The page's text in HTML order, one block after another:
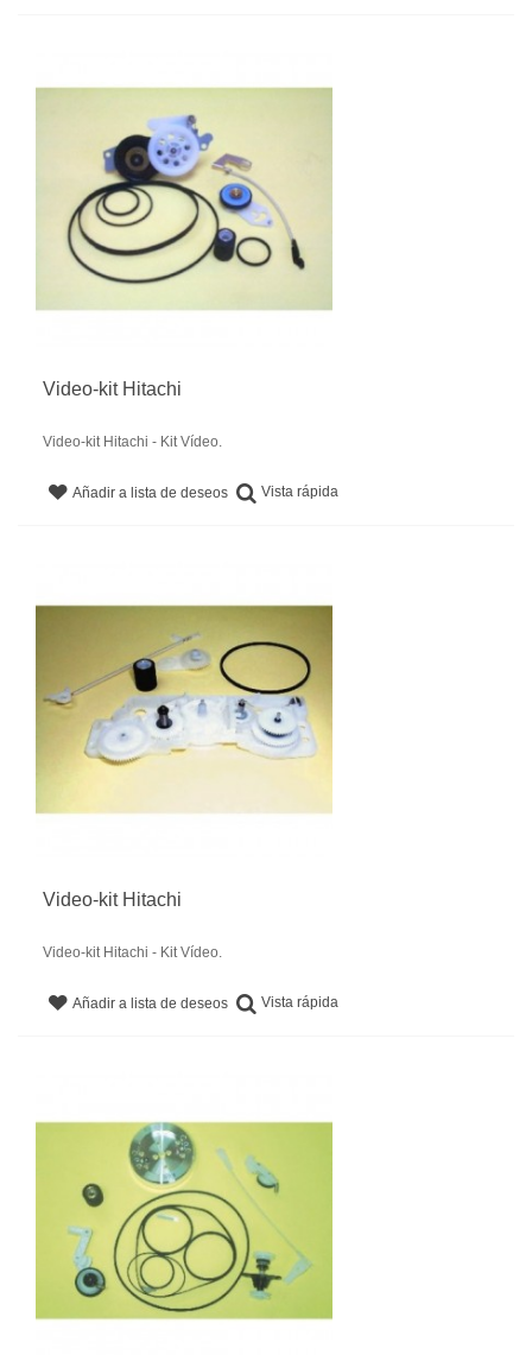
Video-kit Hitachi
Video-kit Hitachi - Kit Vídeo.
Añadir a lista de deseos Vista rápida
Video-kit Hitachi
Video-kit Hitachi - Kit Vídeo.
Añadir a lista de deseos Vista rápida